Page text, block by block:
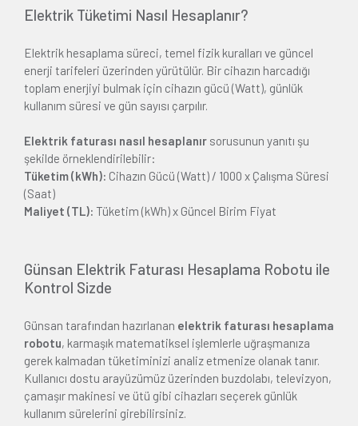
Elektrik Tüketimi Nasıl Hesaplanır?
Elektrik hesaplama süreci, temel fizik kuralları ve güncel
enerji tarifeleri üzerinden yürütülür. Bir cihazın harcadığı
toplam enerjiyi bulmak için cihazın gücü (Watt), günlük
kullanım süresi ve gün sayısı çarpılır.
Elektrik faturası nasıl hesaplanır sorusunun yanıtı şu
şekilde örneklendirilebilir:
Tüketim (kWh): Cihazın Gücü (Watt) / 1000 x Çalışma Süresi
(Saat)
Maliyet (TL): Tüketim (kWh) x Güncel Birim Fiyat
Günsan Elektrik Faturası Hesaplama Robotu ile
Kontrol Sizde
Günsan tarafından hazırlanan elektrik faturası hesaplama
robotu, karmaşık matematiksel işlemlerle uğraşmanıza
gerek kalmadan tüketiminizi analiz etmenize olanak tanır.
Kullanıcı dostu arayüzümüz üzerinden buzdolabı, televizyon,
çamaşır makinesi ve ütü gibi cihazları seçerek günlük
kullanım sürelerini girebilirsiniz.